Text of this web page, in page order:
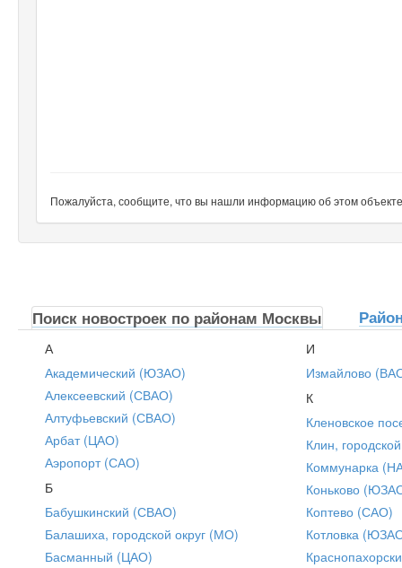
Пожалуйста, сообщите, что вы нашли информацию об этом
Поиск новостроек по районам Москвы
А
Академический (ЮЗАО)
Алексеевский (СВАО)
Алтуфьевский (СВАО)
Арбат (ЦАО)
Аэропорт (САО)
Б
Бабушкинский (СВАО)
Балашиха, городской округ (МО)
Басманный (ЦАО)
И
Измайлово
К
Кленовское
Клин,
Коммунарка
Коньково
Коптево (САО)
Котловка